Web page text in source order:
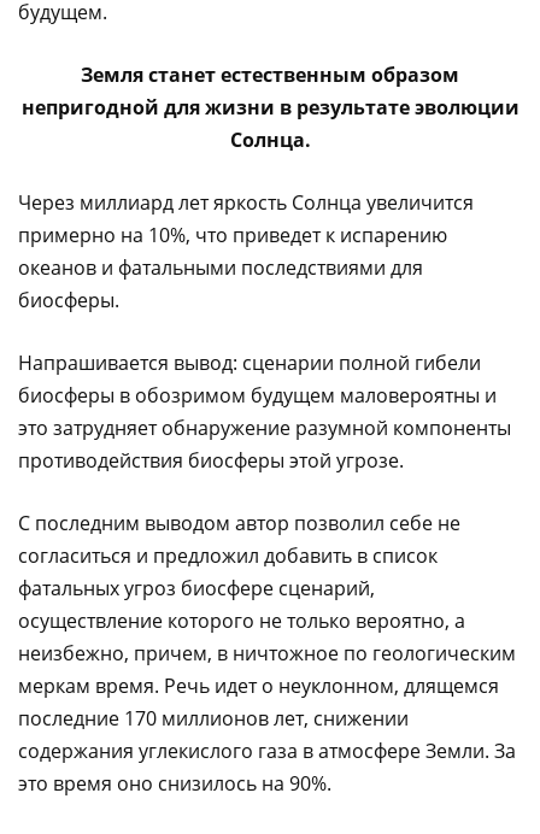
будущем.
Земля станет естественным образом
непригодной для жизни в результате эволюции
Солнца.
Через миллиард лет яркость Солнца увеличится
примерно на 10%, что приведет к испарению
океанов и фатальными последствиями для
биосферы.
Напрашивается вывод: сценарии полной гибели
биосферы в обозримом будущем маловероятны и
это затрудняет обнаружение разумной компоненты
противодействия биосферы этой угрозе.
С последним выводом автор позволил себе не
согласиться и предложил добавить в список
фатальных угроз биосфере сценарий,
осуществление которого не только вероятно, а
неизбежно, причем, в ничтожное по геологическим
меркам время. Речь идет о неуклонном, длящемся
последние 170 миллионов лет, снижении
содержания углекислого газа в атмосфере Земли. За
это время оно снизилось на 90%.